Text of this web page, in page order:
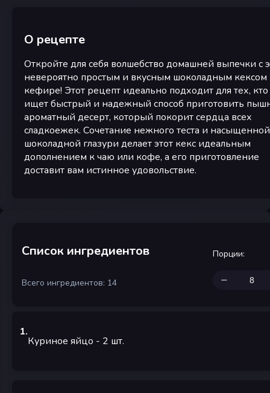
О рецепте
Откройте для себя волшебство домашней выпечки с
невероятно простым и вкусным шоколадным кексом
кефире! Этот рецепт идеально подходит для тех, кто
ищет быстрый и надежный способ приготовить
ароматный десерт, который покорит сердца всех
сладкоежек. Сочетание нежного теста и насыщенной
шоколадной глазури делает этот кекс идеальным
дополнением к чаю или кофе, а его приготовление
доставит вам истинное удовольствие.
Список ингредиентов
Всего ингредиентов: 14
Порции:
1.
Куриное яйцо - 2 шт.